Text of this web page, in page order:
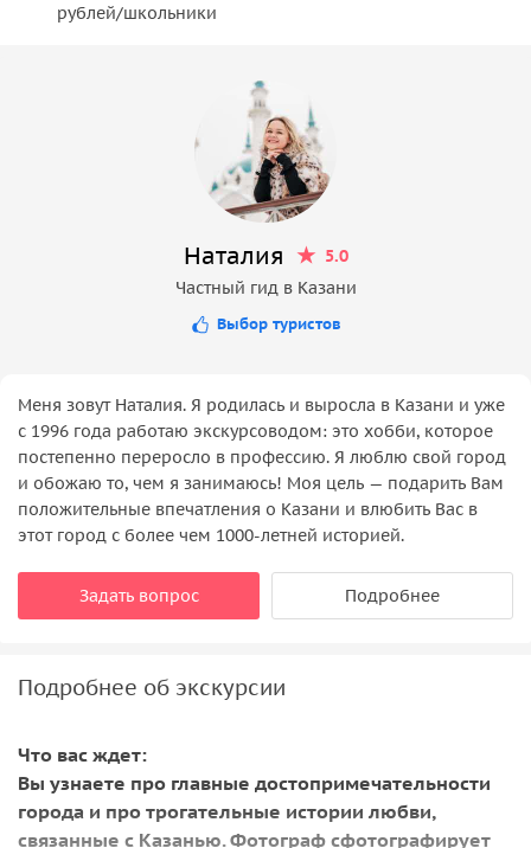
рублей/школьники
Наталия
5.0
Частный гид в Казани
Выбор туристов
Меня зовут Наталия. Я родилась и выросла в Казани и уже
с 1996 года работаю экскурсоводом: это хобби, которое
постепенно переросло в профессию. Я люблю свой город
и обожаю то, чем я занимаюсь! Моя цель — подарить Вам
положительные впечатления о Казани и влюбить Вас в
этот город с более чем 1000-летней историей.
Задать вопрос Подробнее
Подробнее об экскурсии
Что вас ждет:
Вы узнаете про главные достопримечательности
города и про трогательные истории любви,
связанные с Казанью. Фотограф сфотографирует